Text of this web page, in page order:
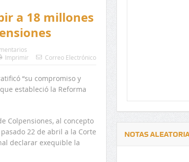
a 18 millones
Imprimir
Correo Electrónico
“su compromiso y
estableció la Reforma
Colpensiones, al concepto
22 de abril a la Corte
declarar exequible la
NOTAS